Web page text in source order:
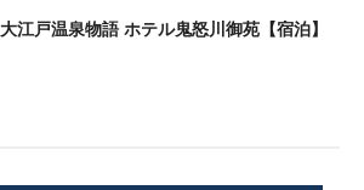
大江戸温泉物語 ホテル鬼怒川御苑【宿泊】